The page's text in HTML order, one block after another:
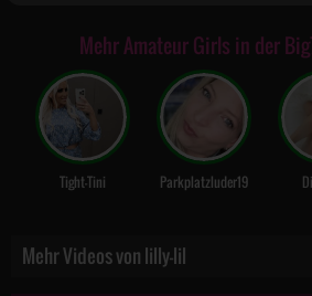
Mehr Amateur Girls in der
Tight-Tini Parkplatzluder19
Mehr Videos von lilly-lil